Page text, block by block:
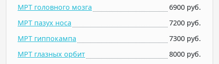
МРТ головного мозга
6900 руб.
МРТ пазух носа
7200 руб.
МРТ гиппокампа
7300 руб.
МРТ глазных орбит
8000 руб.